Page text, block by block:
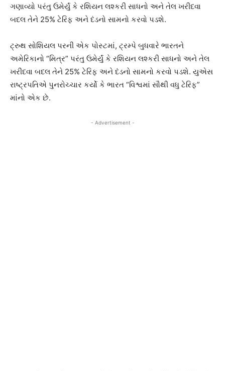
ગણાવ્યો પરંતુ ઉમેર્યું કે રશિયન લશ્કરી સાધનો અને તેલ ખરીદવા
બદલ તેને 25% ટેરિફ અને દંડનો સામનો કરવો પડશે.
ટ્રુથ સોશિયલ પરની એક પોસ્ટમાં, ટ્રમ્પે બુધવારે ભારતને
અમેરિકાનો “મિત્ર” પરંતુ ઉમેર્યું કે રશિયન લશ્કરી સાધનો અને તેલ
ખરીદવા બદલ તેને 25% ટેરિફ અને દંડનો સામનો કરવો પડશે. યુએસ
રાષ્ટ્રપતિએ પુનરોચ્ચાર કર્યો કે ભારત “વિશ્વમાં સૌથી વધુ ટેરિફ”
માંનો એક છે.
- Advertisement -